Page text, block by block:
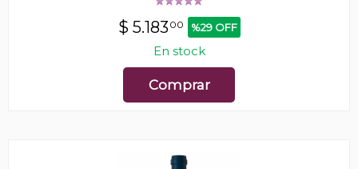
$ 5.183 00 %29 OFF
En stock
Comprar